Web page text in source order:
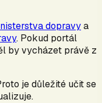
dopravya
. Pokud portál
by vycházet právě z
je důležité učit se